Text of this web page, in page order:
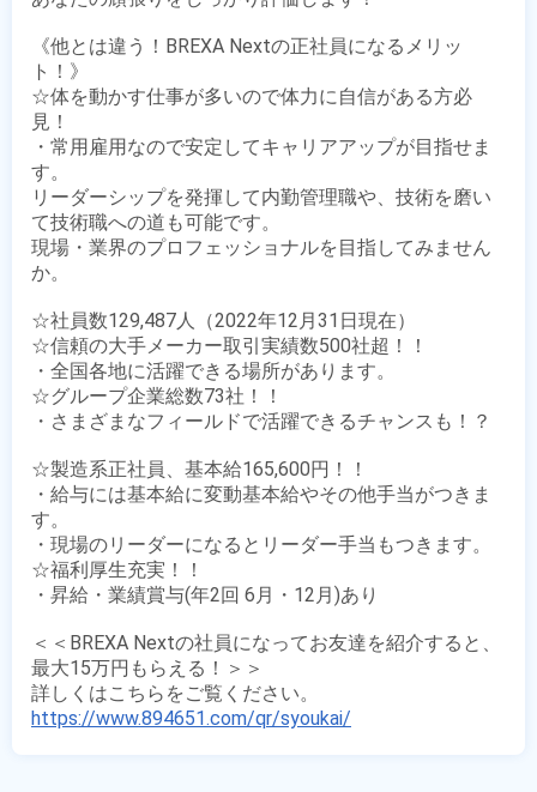
《他とは違う！BREXA Nextの正社員になるメリッ
ト！》
☆体を動かす仕事が多いので体力に自信がある方必
見！
・常用雇用なので安定してキャリアアップが目指せま
す。
リーダーシップを発揮して内勤管理職や、技術を磨い
て技術職への道も可能です。
現場・業界のプロフェッショナルを目指してみません
か。
☆社員数129,487人（2022年12月31日現在）
☆信頼の大手メーカー取引実績数500社超！！
・全国各地に活躍できる場所があります。
☆グループ企業総数73社！！
・さまざまなフィールドで活躍できるチャンスも！？
☆製造系正社員、基本給165,600円！！
・給与には基本給に変動基本給やその他手当がつきま
す。
・現場のリーダーになるとリーダー手当もつきます。
☆福利厚生充実！！
・昇給・業績賞与(年2回 6月・12月)あり
＜＜BREXA Nextの社員になってお友達を紹介すると、
最大15万円もらえる！＞＞
https://www.894651.com/qr/syoukai/